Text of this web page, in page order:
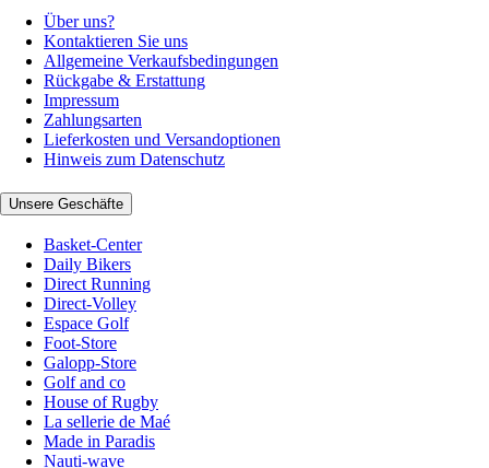
Über uns?
Kontaktieren Sie uns
Allgemeine Verkaufsbedingungen
Rückgabe & Erstattung
Impressum
Zahlungsarten
Lieferkosten und Versandoptionen
Hinweis zum Datenschutz
Unsere Geschäfte
Basket-Center
Daily Bikers
Direct Running
Direct-Volley
Espace Golf
Foot-Store
Galopp-Store
Golf and co
House of Rugby
La sellerie de Maé
Made in Paradis
Nauti-wave